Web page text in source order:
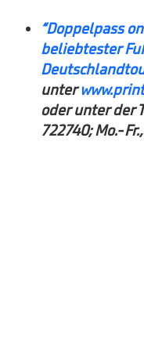
“Doppelpass
beliebtester
unter
oder unter der
722740; Mo.-